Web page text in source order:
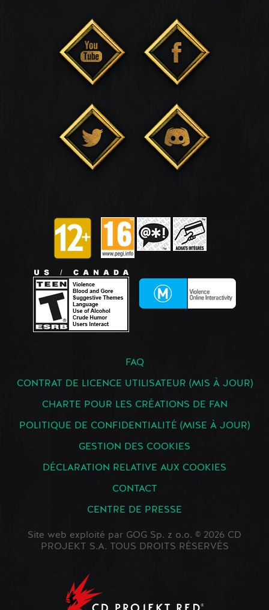
FAQ
CONTRAT DE LICENCE UTILISATEUR (MIS À JOUR)
CHARTE POUR LES CRÉATIONS DE FAN
POLITIQUE DE CONFIDENTIALITÉ (MISE À JOUR)
GESTION DES COOKIES
DÉCLARATION RELATIVE AUX COOKIES
CONTACT
CENTRE DE PRESSE
Site web exploité par GOG Sp. z o.o. © 2026 CD
PROJEKT S.A. TOUS DROITS RÉSERVÉS